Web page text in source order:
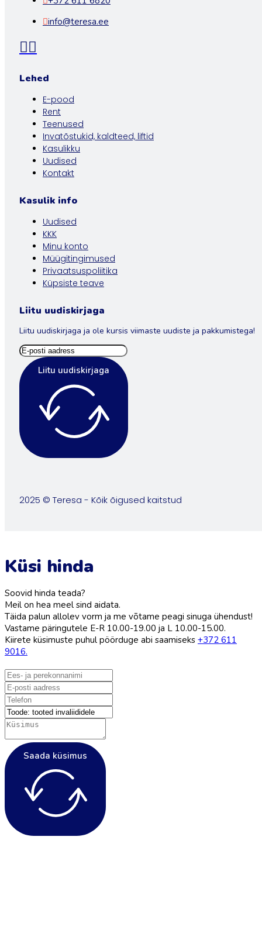
info@teresa.ee
Lehed
E-pood
Rent
Teenused
Invatõstukid, kaldteed, liftid
Kasulikku
Uudised
Kontakt
Kasulik info
Uudised
KKK
Minu konto
Müügitingimused
Privaatsuspoliitika
Küpsiste teave
Liitu uudiskirjaga
Liitu uudiskirjaga ja ole kursis viimaste uudiste ja pakkumistega!
Liitu uudiskirjaga
2025 © Teresa - Kõik õigused kaitstud
Küsi hinda
Soovid hinda teada?
Meil on hea meel sind aidata.
Täida palun allolev vorm ja me võtame peagi sinuga ühendust!
Vastame päringutele E-R 10.00-19.00 ja L 10.00-15.00.
Kiirete küsimuste puhul pöörduge abi saamiseks +372 611
9016.
Saada küsimus